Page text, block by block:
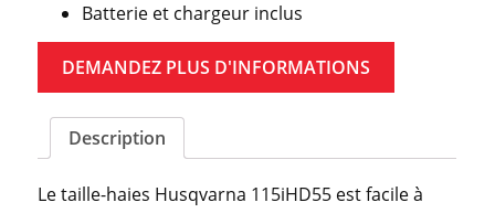
Batterie et chargeur inclus
DEMANDEZ PLUS D'INFORMATIONS
Description
Le taille-haies Husqvarna 115iHD55 est facile à